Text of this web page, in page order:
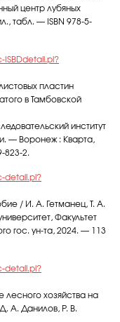
центр лубяных
табл. — ISBN 978-5-
пластин
в Тамбовской
институт
— Воронеж : Кварта,
823-2.
detail.pl?
/ И. А. Гетманец, Т. А.
Факультет
гос. ун-та, 2024. — 113
detail.pl?
хозяйства на
А. Данилов, Р. В.